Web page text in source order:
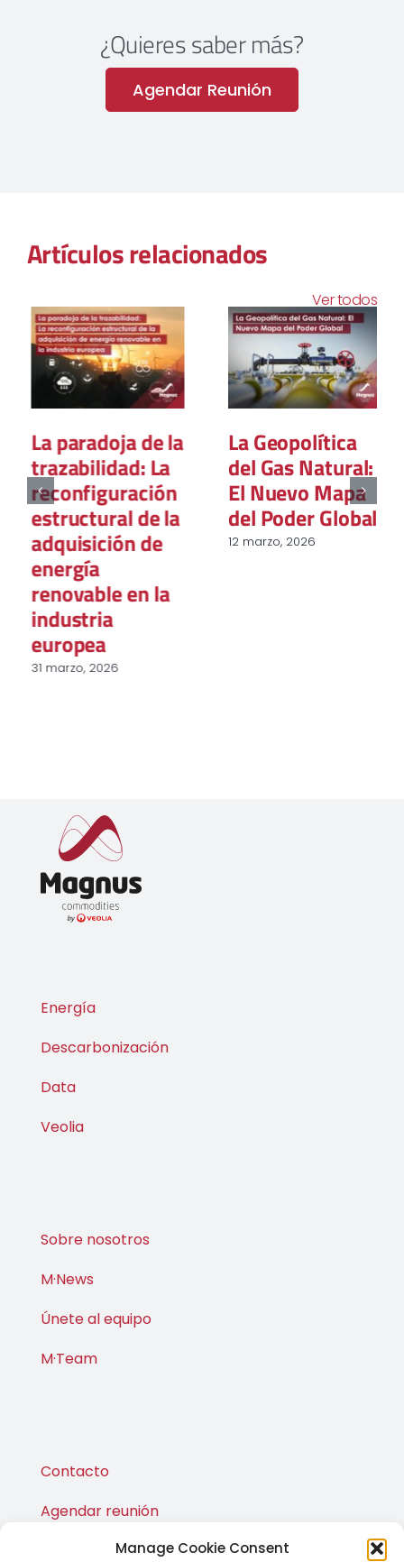
Manage Cookie Consent
¿Quieres saber más?
Agendar Reunión
Artículos relacionados
Ver todos
La paradoja de la
trazabilidad: La
reconfiguración
estructural de la
adquisición de
energía
renovable en la
industria
europea
31 marzo, 2026
La Geopolítica
del Gas Natural:
El Nuevo Mapa
del Poder Global
12 marzo, 2026
Energía
Descarbonización
Data
Veolia
Sobre nosotros
M·News
Únete al equipo
M·Team
Contacto
Agendar reunión
Publicaciones